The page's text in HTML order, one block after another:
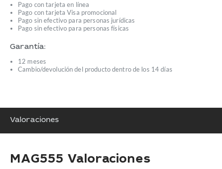
Pago con tarjeta en línea
Pago con tarjeta Visa promocional
Pago sin efectivo para personas jurídicas
Pago sin efectivo para personas físicas
Garantía:
12 meses
Cambio/devolución del producto dentro de los 14 días
Valoraciones
MAG555 Valoraciones